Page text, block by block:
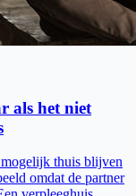
als het niet
thuis blijven
omdat de partner